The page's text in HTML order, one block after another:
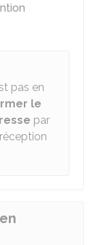
pas en
le
par